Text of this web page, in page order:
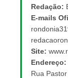
Redação:
E-mails
Site:
Endereço:
Rua